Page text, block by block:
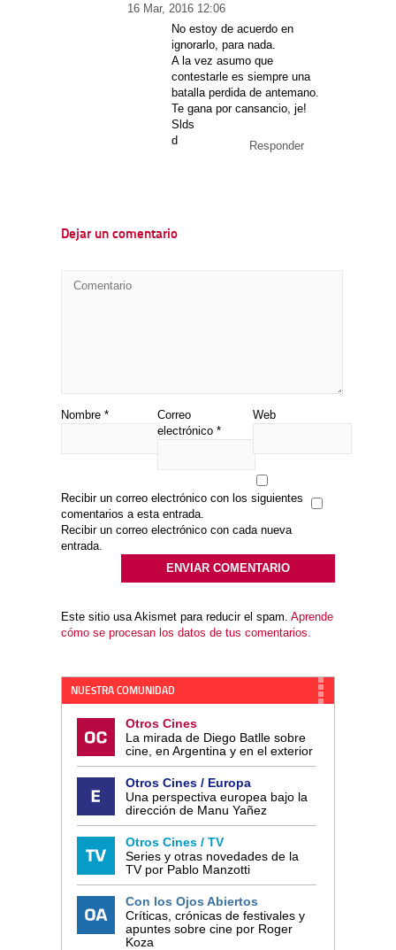
16 Mar, 2016 12:06
No estoy de acuerdo en
ignorarlo, para nada.
A la vez asumo que
contestarle es siempre una
batalla perdida de antemano.
Te gana por cansancio, je!
Slds
d
Responder
Dejar un comentario
Nombre *
Correo
electrónico *
Web
Recibir un correo electrónico con los siguientes
comentarios a esta entrada.
Recibir un correo electrónico con cada nueva
entrada.
Este sitio usa Akismet para reducir el spam. Aprende
cómo se procesan los datos de tus comentarios.
NUESTRA COMUNIDAD
Otros Cines
La mirada de Diego Batlle sobre
cine, en Argentina y en el exterior
Otros Cines / Europa
Una perspectiva europea bajo la
dirección de Manu Yañez
Otros Cines / TV
Series y otras novedades de la
TV por Pablo Manzotti
Con los Ojos Abiertos
Críticas, crónicas de festivales y
apuntes sobre cine por Roger
Koza